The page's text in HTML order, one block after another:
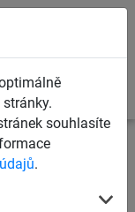
souhlasíte
.
a plachty pro